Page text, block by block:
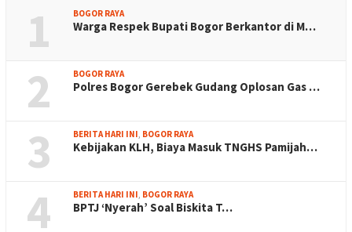
1 BOGOR RAYA
Warga Respek Bupati Bogor Berkantor di M…
2 BOGOR RAYA
Polres Bogor Gerebek Gudang Oplosan Gas …
3 BERITA HARI INI, BOGOR RAYA
Kebijakan KLH, Biaya Masuk TNGHS Pamijah…
4 BERITA HARI INI, BOGOR RAYA
BPTJ ‘Nyerah’ Soal Biskita T…